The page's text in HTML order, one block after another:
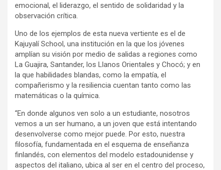
emocional, el liderazgo, el sentido de solidaridad y la
observación crítica.
Uno de los ejemplos de esta nueva vertiente es el de
Kajuyalí School, una institución en la que los jóvenes
amplían su visión por medio de salidas a regiones como
La Guajira, Santander, los Llanos Orientales y Chocó; y en
la que habilidades blandas, como la empatía, el
compañerismo y la resiliencia cuentan tanto como las
matemáticas o la química.
“En donde algunos ven solo a un estudiante, nosotros
vemos a un ser humano, a un joven que está intentando
desenvolverse como mejor puede. Por esto, nuestra
filosofía, fundamentada en el esquema de enseñanza
finlandés, con elementos del modelo estadounidense y
aspectos del italiano, ubica al ser en el centro del proceso,